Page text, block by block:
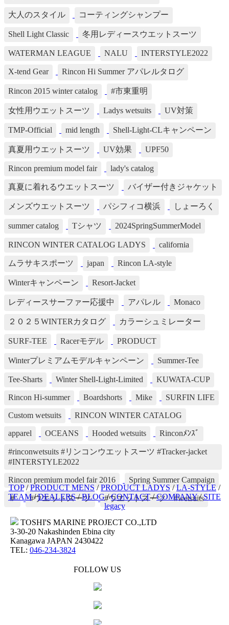
大人のスタイル コーティングシャンプー
Shell Light Classic 冬用レディースウエットスーツ
WATERMAN LEAGUE NALU INTERSTYLE2022
X-tend Gear Rincon Hi Summer アパレルタログ
Rincon 2015 winter catalog #市東重明
女性用ウエットスーツ Ladys wetsuits UV対策
TMP-Official mid length Shell-Light-CLキャンペーン
真夏用ウエットスーツ UV効果 UPF50
Rincon premium model fair lady's catalog
真夏に着れるウエットスーツ バイザー付きジャケット
メンズウエットスーツ パシフィコ横浜 しょーろく
summer catalog Tシャツ 2024SpringSummerModel
RINCON WINTER CATALOG LADYS california
ムラサキスポーツ japan Rincon LA-style
Winterキャンペーン Resort-Jacket
レディースサーファー応援中 アパレル Monaco
２０２５WINTERカタログ カラーシュミレーター
SURF-TEE Racerモデル PRODUCT
Winterプレミアムモデルキャンペーン Summer-Tee
Tee-Sharts Winter Shell-Light-Limited KUWATA-CUP
Rincon Hi-summer Boardshorts Mike SURFIN LIFE
Custom wetsuits RINCON WINTER CATALOG
apparel OCEANS Hooded wetsuits Rinconﾒﾝｽﾞ
#rinconwetsuits #リンコンウエットスーツ #Tracker-jacket
#INTERSTYLE2022
Rincon premium model fair 2016 Spring Summer Campaign
＃ #ウエットスーツ #ウエットスーツ #wetsuits
TOP/PRODUCT MENS /PRODUCT LADYS /LA-STYLE /
TEAM/DEALERS/BLOG/CONTACT/COMPANY/SITE
legacy
TOSHI'S MARINE PROJECT CO.,LTD
3-30-20 Nakashinden Ebina city
Kanagawa JAPAN 2430422
TEL: 046-234-3824
FOLLOW US